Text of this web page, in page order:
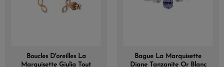
Boucles D'oreilles La
Marquisette Giulia Tout
Bague La Marquisette
Diane Tanzanite Or Blanc